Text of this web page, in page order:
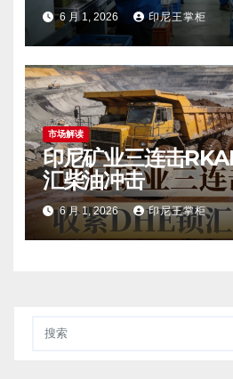
6 月 1, 2026 印尼王掌柜
市场解读
印尼矿业三连击
汇柴油冲击
6 月 1, 2026 印尼王掌柜